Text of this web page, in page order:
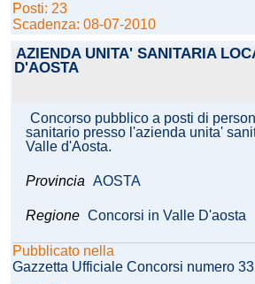
Posti: 23
Scadenza: 08-07-2010
AZIENDA UNITA' SANITARIA
D'AOSTA
Concorso pubblico a posti di
sanitario presso l'azienda unita'
Valle d'Aosta.
Provincia AOSTA
Regione Concorsi in Valle D'aosta
Pubblicato nella
Gazzetta Ufficiale Concorsi numero